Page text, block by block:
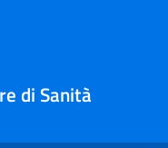
di Sanità